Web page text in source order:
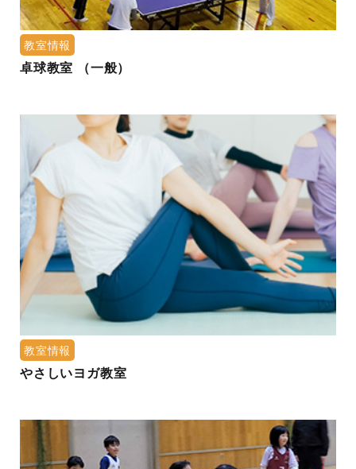
教室情報
卓球教室 （一般）
教室情報
やさしいヨガ教室